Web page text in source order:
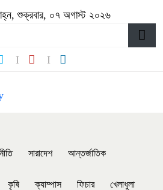
শুক্রবার, ০৭ অগাস্ট ২০২৬
সারাদেশ আন্তর্জাতিক
কৃষি ক্যাম্পাস ফিচার খেলাধুলা